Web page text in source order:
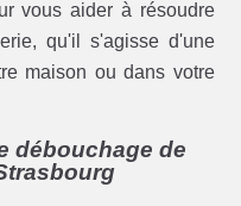
vous aider à résoudre
qu'il s'agisse d'une
maison ou dans votre
débouchage de